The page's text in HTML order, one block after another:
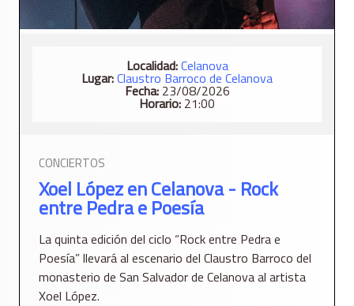
Localidad:Celanova
Lugar:Claustro Barroco de Celanova
Fecha:23/08/2026
Horario: 21:00
CONCIERTOS
Xoel López en Celanova - Rock
entre Pedra e Poesía
La quinta edición del ciclo “Rock entre Pedra e
Poesía” llevará al escenario del Claustro Barroco del
monasterio de San Salvador de Celanova al artista
Xoel López.